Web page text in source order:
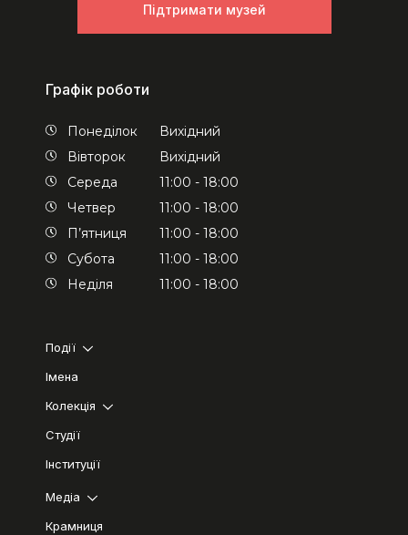
Підтримати музей
Графік роботи
Понеділок
Вівторок
Середа
Четвер
П’ятниця
Субота
Неділя
Вихідний
Вихідний
11:00 - 18:00
11:00 - 18:00
11:00 - 18:00
11:00 - 18:00
11:00 - 18:00
Події
Імена
Колекція
Студії
Інституції
Медіа
Крамниця